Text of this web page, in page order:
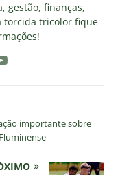
gestão, finanças,
torcida tricolor fique
importante sobre